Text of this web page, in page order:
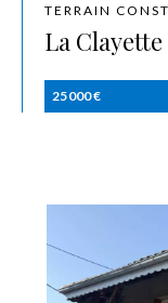
TERRAIN
La Clayette
25 000 €